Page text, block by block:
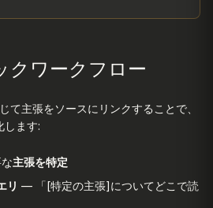
クワークフロー
て主張をソースにリンクすることで、
します:
主張を特定
リ — 「[特定の主張]についてどこで読